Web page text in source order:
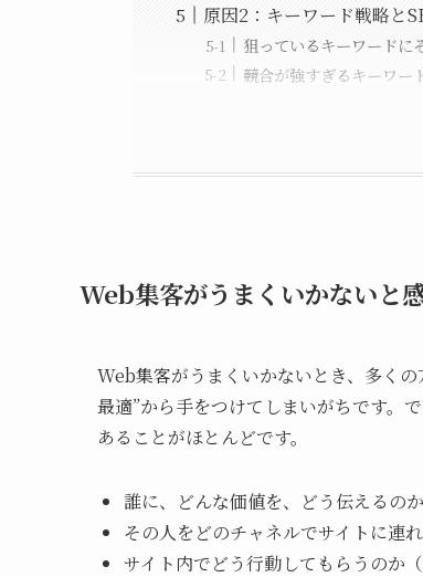
原因2：キーワード戦略と
狙っているキーワードに
競合が強すぎるキーワー
Web集客がうまくいかないと
Web集客がうまくいかないとき、多く
最適”から手をつけてしまいがちです。
あることがほとんどです。
誰に、どんな価値を、どう伝えるの
その人をどのチャネルでサイトに連
サイト内でどう行動してもらうのか（